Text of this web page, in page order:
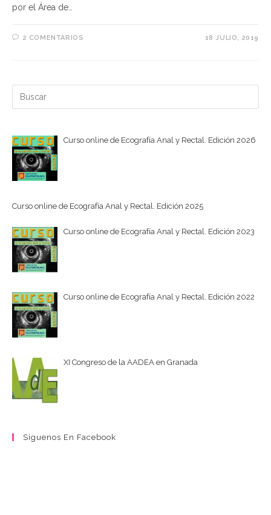
por el Área de…
2 COMENTARIOS 18 JULIO, 2019
Buscar:
Curso online de Ecografía Anal y Rectal. Edición 2026
Curso online de Ecografía Anal y Rectal. Edición 2025
Curso online de Ecografía Anal y Rectal. Edición 2023
Curso online de Ecografía Anal y Rectal. Edición 2022
XI Congreso de la AADEA en Granada
Síguenos En Facebook